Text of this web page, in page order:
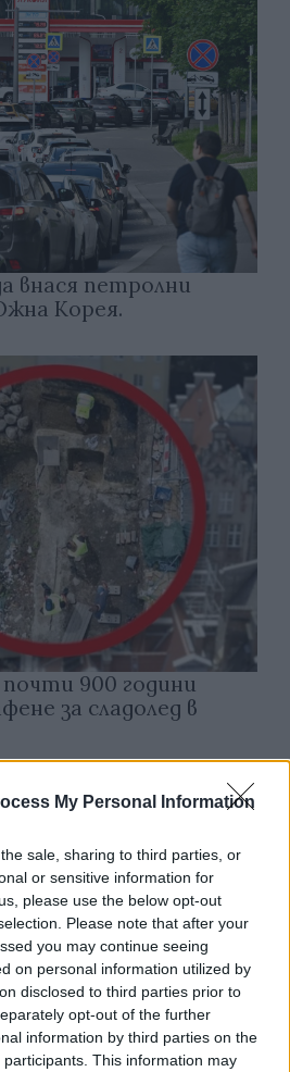
My Personal Information
sale, sharing to third parties, or
or sensitive information for
please use the below opt-out
Please note that after your
you may continue seeing
on personal information utilized by
disclosed to third parties prior to
opt-out of the further
information by third parties on the
participants. This information may
внася петролни
Корея.
900 години
за сладолед в